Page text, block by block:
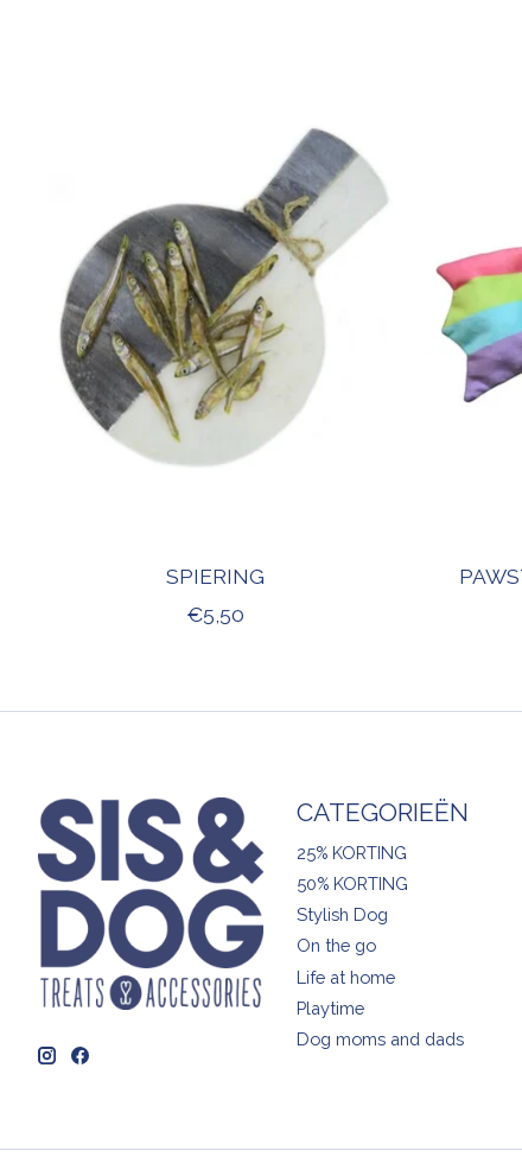
SPIERING
€5,50
CATEGORIEËN
25% KORTING
50% KORTING
Stylish Dog
On the go
Life at home
Playtime
Dog moms and dads